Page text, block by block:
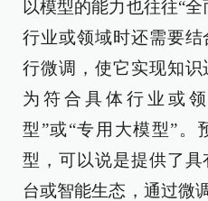
以模型的能力也往往“
行业或领域时还需要
行微调，使它实现知
为符合具体行业或
型”或“专用大模型”。
型，可以说是提供了
台或智能生态，通过微